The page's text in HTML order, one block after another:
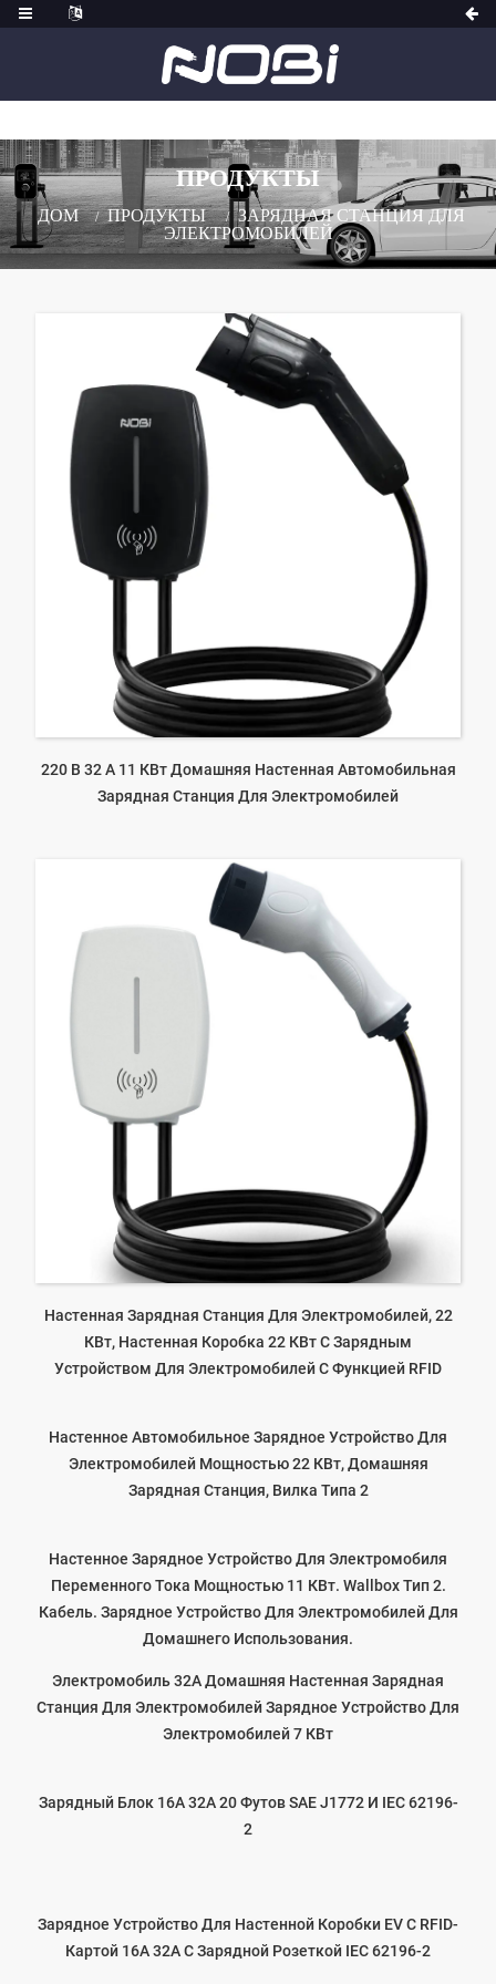
ПРОДУКТЫ
ДОМ ПРОДУКТЫ
ЗАРЯДНАЯ СТАНЦИЯ ДЛЯ
ЭЛЕКТРОМОБИЛЕЙ
220 В 32 А 11 КВт Домашняя Настенная Автомобильная
Зарядная Станция Для Электромобилей
Настенная Зарядная Станция Для Электромобилей, 22
КВт, Настенная Коробка 22 КВт С Зарядным
Устройством Для Электромобилей С Функцией RFID
Настенное Автомобильное Зарядное Устройство Для
Электромобилей Мощностью 22 КВт, Домашняя
Зарядная Станция, Вилка Типа 2
Настенное Зарядное Устройство Для Электромобиля
Переменного Тока Мощностью 11 КВт. Wallbox Тип 2.
Кабель. Зарядное Устройство Для Электромобилей Для
Домашнего Использования.
Электромобиль 32А Домашняя Настенная Зарядная
Станция Для Электромобилей Зарядное Устройство Для
Электромобилей 7 КВт
Зарядный Блок 16A 32A 20 Футов SAE J1772 И IEC 62196-
2
Зарядное Устройство Для Настенной Коробки EV С RFID-
Картой 16A 32A С Зарядной Розеткой IEC 62196-2